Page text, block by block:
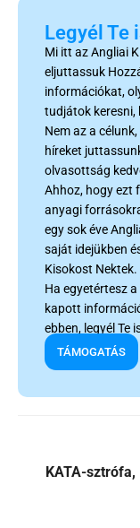
Legyél Te
Mi itt az Angliai
eljuttassuk
információkat,
tudjátok keresni,
Nem az a
híreket
olvasottság
Ahhoz, hogy ezt
anyagi
egy sok éve
saját idejükben
Kisokost Nektek.
Ha egyetértesz
kapott
ebben, legyél Te
TÁMOGATÁS
KATA-